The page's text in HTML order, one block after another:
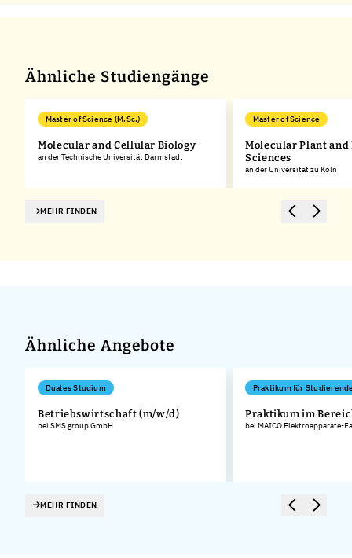
Ähnliche Studiengänge
Master of Science (M.Sc.)
Molecular and Cellular Biology
an der Technische Universität Darmstadt
Master of Science
Molecular Plant
Sciences
an der Universität zu Köln
MEHR FINDEN
Ähnliche Angebote
Duales Studium
Betriebswirtschaft (m/w/d)
bei SMS group GmbH
Praktikum für
Praktikum im
bei MAICO Elektroapparate-
MEHR FINDEN